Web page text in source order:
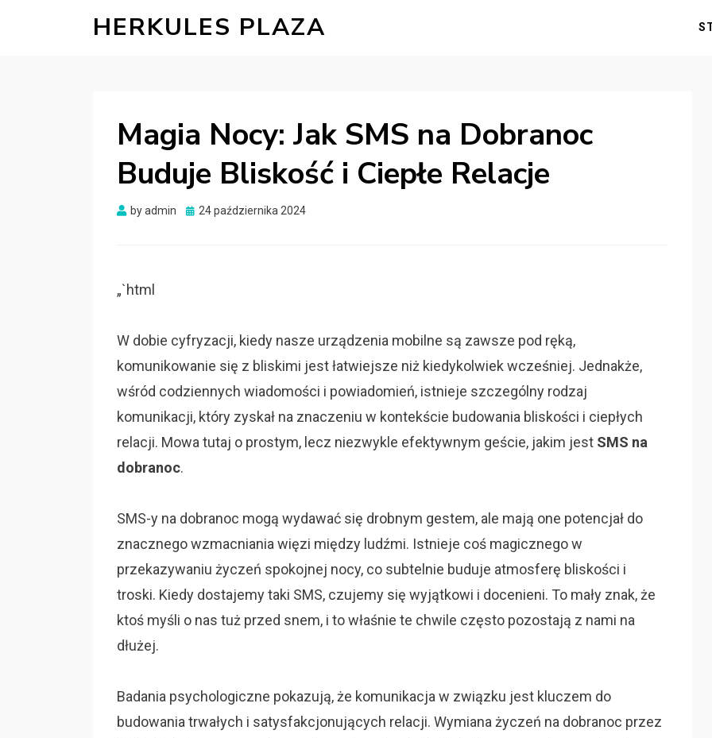
HERKULES PLAZA
Magia Nocy: Jak SMS na Dobranoc
Buduje Bliskość i Ciepłe Relacje
byadmin
Posted
24 października 2024
„`html
W dobie cyfryzacji, kiedy nasze urządzenia mobilne są zawsze pod ręką,
komunikowanie się z bliskimi jest łatwiejsze niż kiedykolwiek wcześniej. Jednakże,
wśród codziennych wiadomości i powiadomień, istnieje szczególny rodzaj
komunikacji, który zyskał na znaczeniu w kontekście budowania bliskości i ciepłych
relacji. Mowa tutaj o prostym, lecz niezwykle efektywnym geście, jakim jest SMS na
dobranoc.
SMS-y na dobranoc mogą wydawać się drobnym gestem, ale mają one potencjał do
znacznego wzmacniania więzi między ludźmi. Istnieje coś magicznego w
przekazywaniu życzeń spokojnej nocy, co subtelnie buduje atmosferę bliskości i
troski. Kiedy dostajemy taki SMS, czujemy się wyjątkowi i docenieni. To mały znak, że
ktoś myśli o nas tuż przed snem, i to właśnie te chwile często pozostają z nami na
dłużej.
Badania psychologiczne pokazują, że komunikacja w związku jest kluczem do
budowania trwałych i satysfakcjonujących relacji. Wymiana życzeń na dobranoc przez